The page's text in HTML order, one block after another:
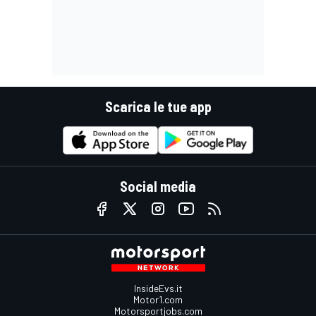
Scarica le tue app
Social media
InsideEvs.it
Motor1.com
Motorsportjobs.com